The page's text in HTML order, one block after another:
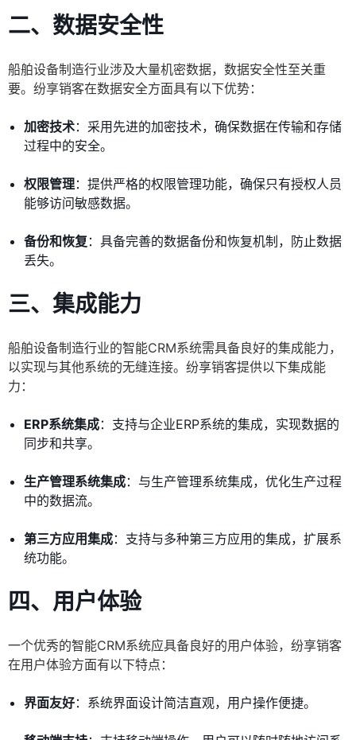
二、数据安全性
船舶设备制造行业涉及大量机密数据，数据安全性至关重
要。纷享销客在数据安全方面具有以下优势：
加密技术：采用先进的加密技术，确保数据在传输和存储
过程中的安全。
权限管理：提供严格的权限管理功能，确保只有授权人员
能够访问敏感数据。
备份和恢复 ：具备完善的数据备份和恢复机制，防止数据
丢失。
三、集成能力
船舶设备制造行业的智能CRM系统需具备良好的集成能力，
以实现与其他系统的无缝连接。纷享销客提供以下集成能
力：
ERP系统集成：支持与企业ERP系统的集成，实现数据的
同步和共享。
生产管理系统集成：与生产管理系统集成，优化生产过程
中的数据流。
第三方应用集成：支持与多种第三方应用的集成，扩展系
统功能。
四、用户体验
一个优秀的智能CRM系统应具备良好的用户体验，纷享销客
在用户体验方面有以下特点：
界面友好：系统界面设计简洁直观，用户操作便捷。